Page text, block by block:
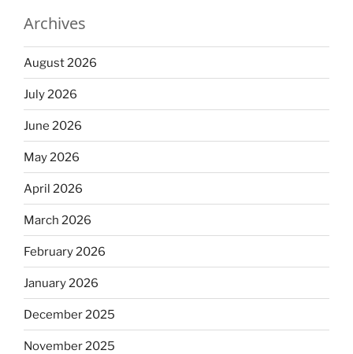
Archives
August 2026
July 2026
June 2026
May 2026
April 2026
March 2026
February 2026
January 2026
December 2025
November 2025